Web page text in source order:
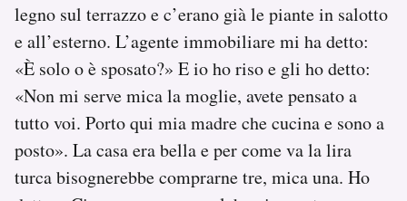
legno sul terrazzo e c’erano già le piante in salotto
e all’esterno. L’agente immobiliare mi ha detto:
«È solo o è sposato?» E io ho riso e gli ho detto:
«Non mi serve mica la moglie, avete pensato a
tutto voi. Porto qui mia madre che cucina e sono a
posto». La casa era bella e per come va la lira
turca bisognerebbe comprarne tre, mica una. Ho